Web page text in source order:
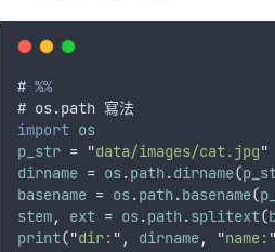
# %%
# os.path 寫法
import os
p_str = "data/images/cat.jpg"
dirname = os.path .dirname(
basename = os.path .basename(
stem, ext = os.path .splitext(
print("dir: " , dirname, "name: "